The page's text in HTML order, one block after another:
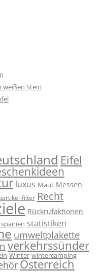
weißen Stein
Eifel
luxus Maut Messen
filter Recht
Rückrufaktionen
spanien statistiken
umweltplakette
verkehrssünder
Winter wintercamping
Österreich